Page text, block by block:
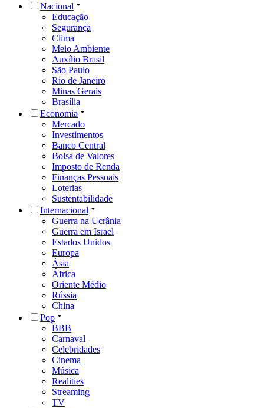
Nacional
Educação
Segurança
Clima
Meio Ambiente
Auxílio Brasil
São Paulo
Rio de Janeiro
Minas Gerais
Brasília
Economia
Mercado
Investimentos
Banco Central
Bolsa de Valores
Imposto de Renda
Finanças Pessoais
Loterias
Sustentabilidade
Internacional
Guerra na Ucrânia
Guerra em Israel
Estados Unidos
Europa
Ásia
África
Oriente Médio
Rússia
China
Pop
BBB
Carnaval
Celebridades
Cinema
Música
Realities
Streaming
TV